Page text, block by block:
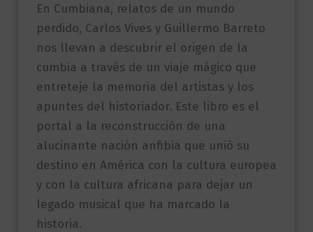
En Cumbiana, relatos de un mundo
perdido, Carlos Vives y Guillermo Barreto
nos llevan a descubrir el origen de la
cumbia a través de un viaje mágico que
entreteje la memoria del artistas y los
apuntes del historiador. Este libro es el
portal a la reconstrucción de una
alucinante nación anfibia que unió su
destino en América con la cultura europea
y con la cultura africana para dejar un
legado musical que ha marcado la
historia.